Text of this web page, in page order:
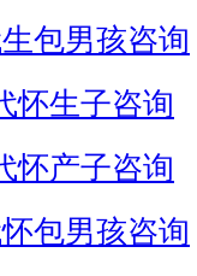
包男孩咨询
怀生子咨询
怀产子咨询
包男孩咨询